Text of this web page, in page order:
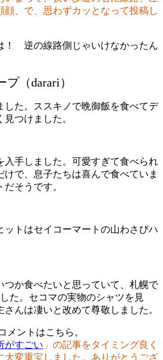
顔、で、思わずカッとなって投稿し
！ 逆の線路側じゃいけなかったん
（darari）
した。ススキノで晩御飯を食べてデ
つけました。
入手しました。可愛すぎて食べられ
けで、息子たちは喜んで食べていま
そうです。
ットはセイコーマートの山わさびハ
つか食べたいと思っていて、札幌で
た。セコマの実物のシャツを見
んは凄いと改めて尊敬しました。
メントはこちら。
がすごい 」の記事をタイミング良く
大変重宝しました。ありがとうござ